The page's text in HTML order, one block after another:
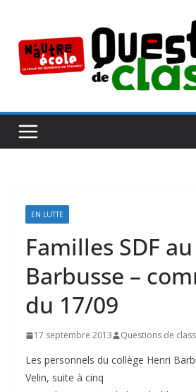
contenu
EN LUTTE
Familles SDF
Barbusse –
du 17/09
17 septembre 2013 Questions de
Les personnels du collège Henri
Velin, suite à cinq